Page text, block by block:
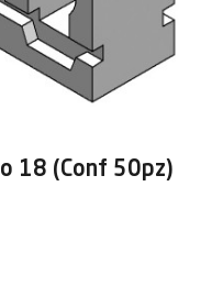
18 (Conf 50pz)